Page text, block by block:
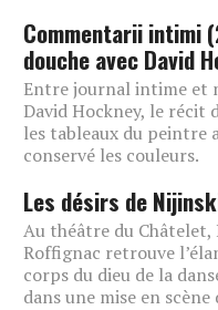
Commentarii intimi
douche avec David
Entre journal intime et
David Hockney, le récit
les tableaux du peintre
conservé les couleurs.
Les désirs de
Au théâtre du Châtelet,
Roffignac retrouve
corps du dieu de la
dans une mise en scène